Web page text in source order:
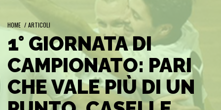
HOME / ARTICOLI
1° GIORNATA DI
CAMPIONATO: PARI
CHE VALE PIÙ DI UN